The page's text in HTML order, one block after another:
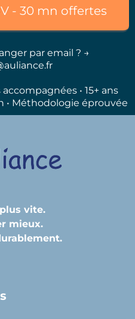
- 30 mn offertes
par email ? →
• 15+ ans
• Méthodologie éprouvée
vite.
mieux.